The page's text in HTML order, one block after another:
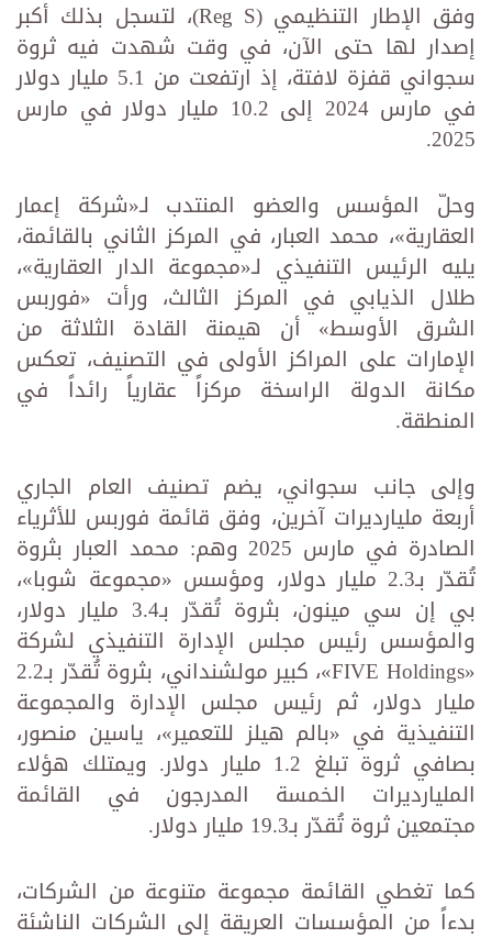
وفق الإطار التنظيمي (Reg S)، لتسجل بذلك أكبر
إصدار لها حتى الآن، في وقت شهدت فيه ثروة
سجواني قفزة لافتة، إذ ارتفعت من 5.1 مليار دولار
في مارس 2024 إلى 10.2 مليار دولار في مارس
2025.
وحلّ المؤسس والعضو المنتدب لـ«شركة إعمار
العقارية»، محمد العبار، في المركز الثاني بالقائمة،
يليه الرئيس التنفيذي لـ«مجموعة الدار العقارية»،
طلال الذيابي في المركز الثالث، ورأت «فوربس
الشرق الأوسط» أن هيمنة القادة الثلاثة من
الإمارات على المراكز الأولى في التصنيف، تعكس
مكانة الدولة الراسخة مركزاً عقارياً رائداً في
المنطقة.
وإلى جانب سجواني، يضم تصنيف العام الجاري
أربعة مليارديرات آخرين، وفق قائمة فوربس للأثرياء
الصادرة في مارس 2025 وهم: محمد العبار بثروة
تُقدّر بـ2.3 مليار دولار، ومؤسس «مجموعة شوبا»،
بي إن سي مينون، بثروة تُقدّر بـ3.4 مليار دولار،
والمؤسس رئيس مجلس الإدارة التنفيذي لشركة
«FIVE Holdings»، كبير مولشنداني، بثروة تُقدّر بـ2.2
مليار دولار، ثم رئيس مجلس الإدارة والمجموعة
التنفيذية في «بالم هيلز للتعمير»، ياسين منصور،
بصافي ثروة تبلغ 1.2 مليار دولار. ويمتلك هؤلاء
المليارديرات الخمسة المدرجون في القائمة
مجتمعين ثروة تُقدّر بـ19.3 مليار دولار.
كما تغطي القائمة مجموعة متنوعة من الشركات،
بدءاً من المؤسسات العريقة إلى الشركات الناشئة